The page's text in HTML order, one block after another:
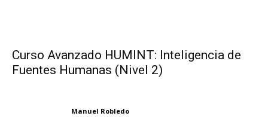
Curso Avanzado HUMINT: Inteligencia de
Fuentes Humanas (Nivel 2)
Manuel Robledo